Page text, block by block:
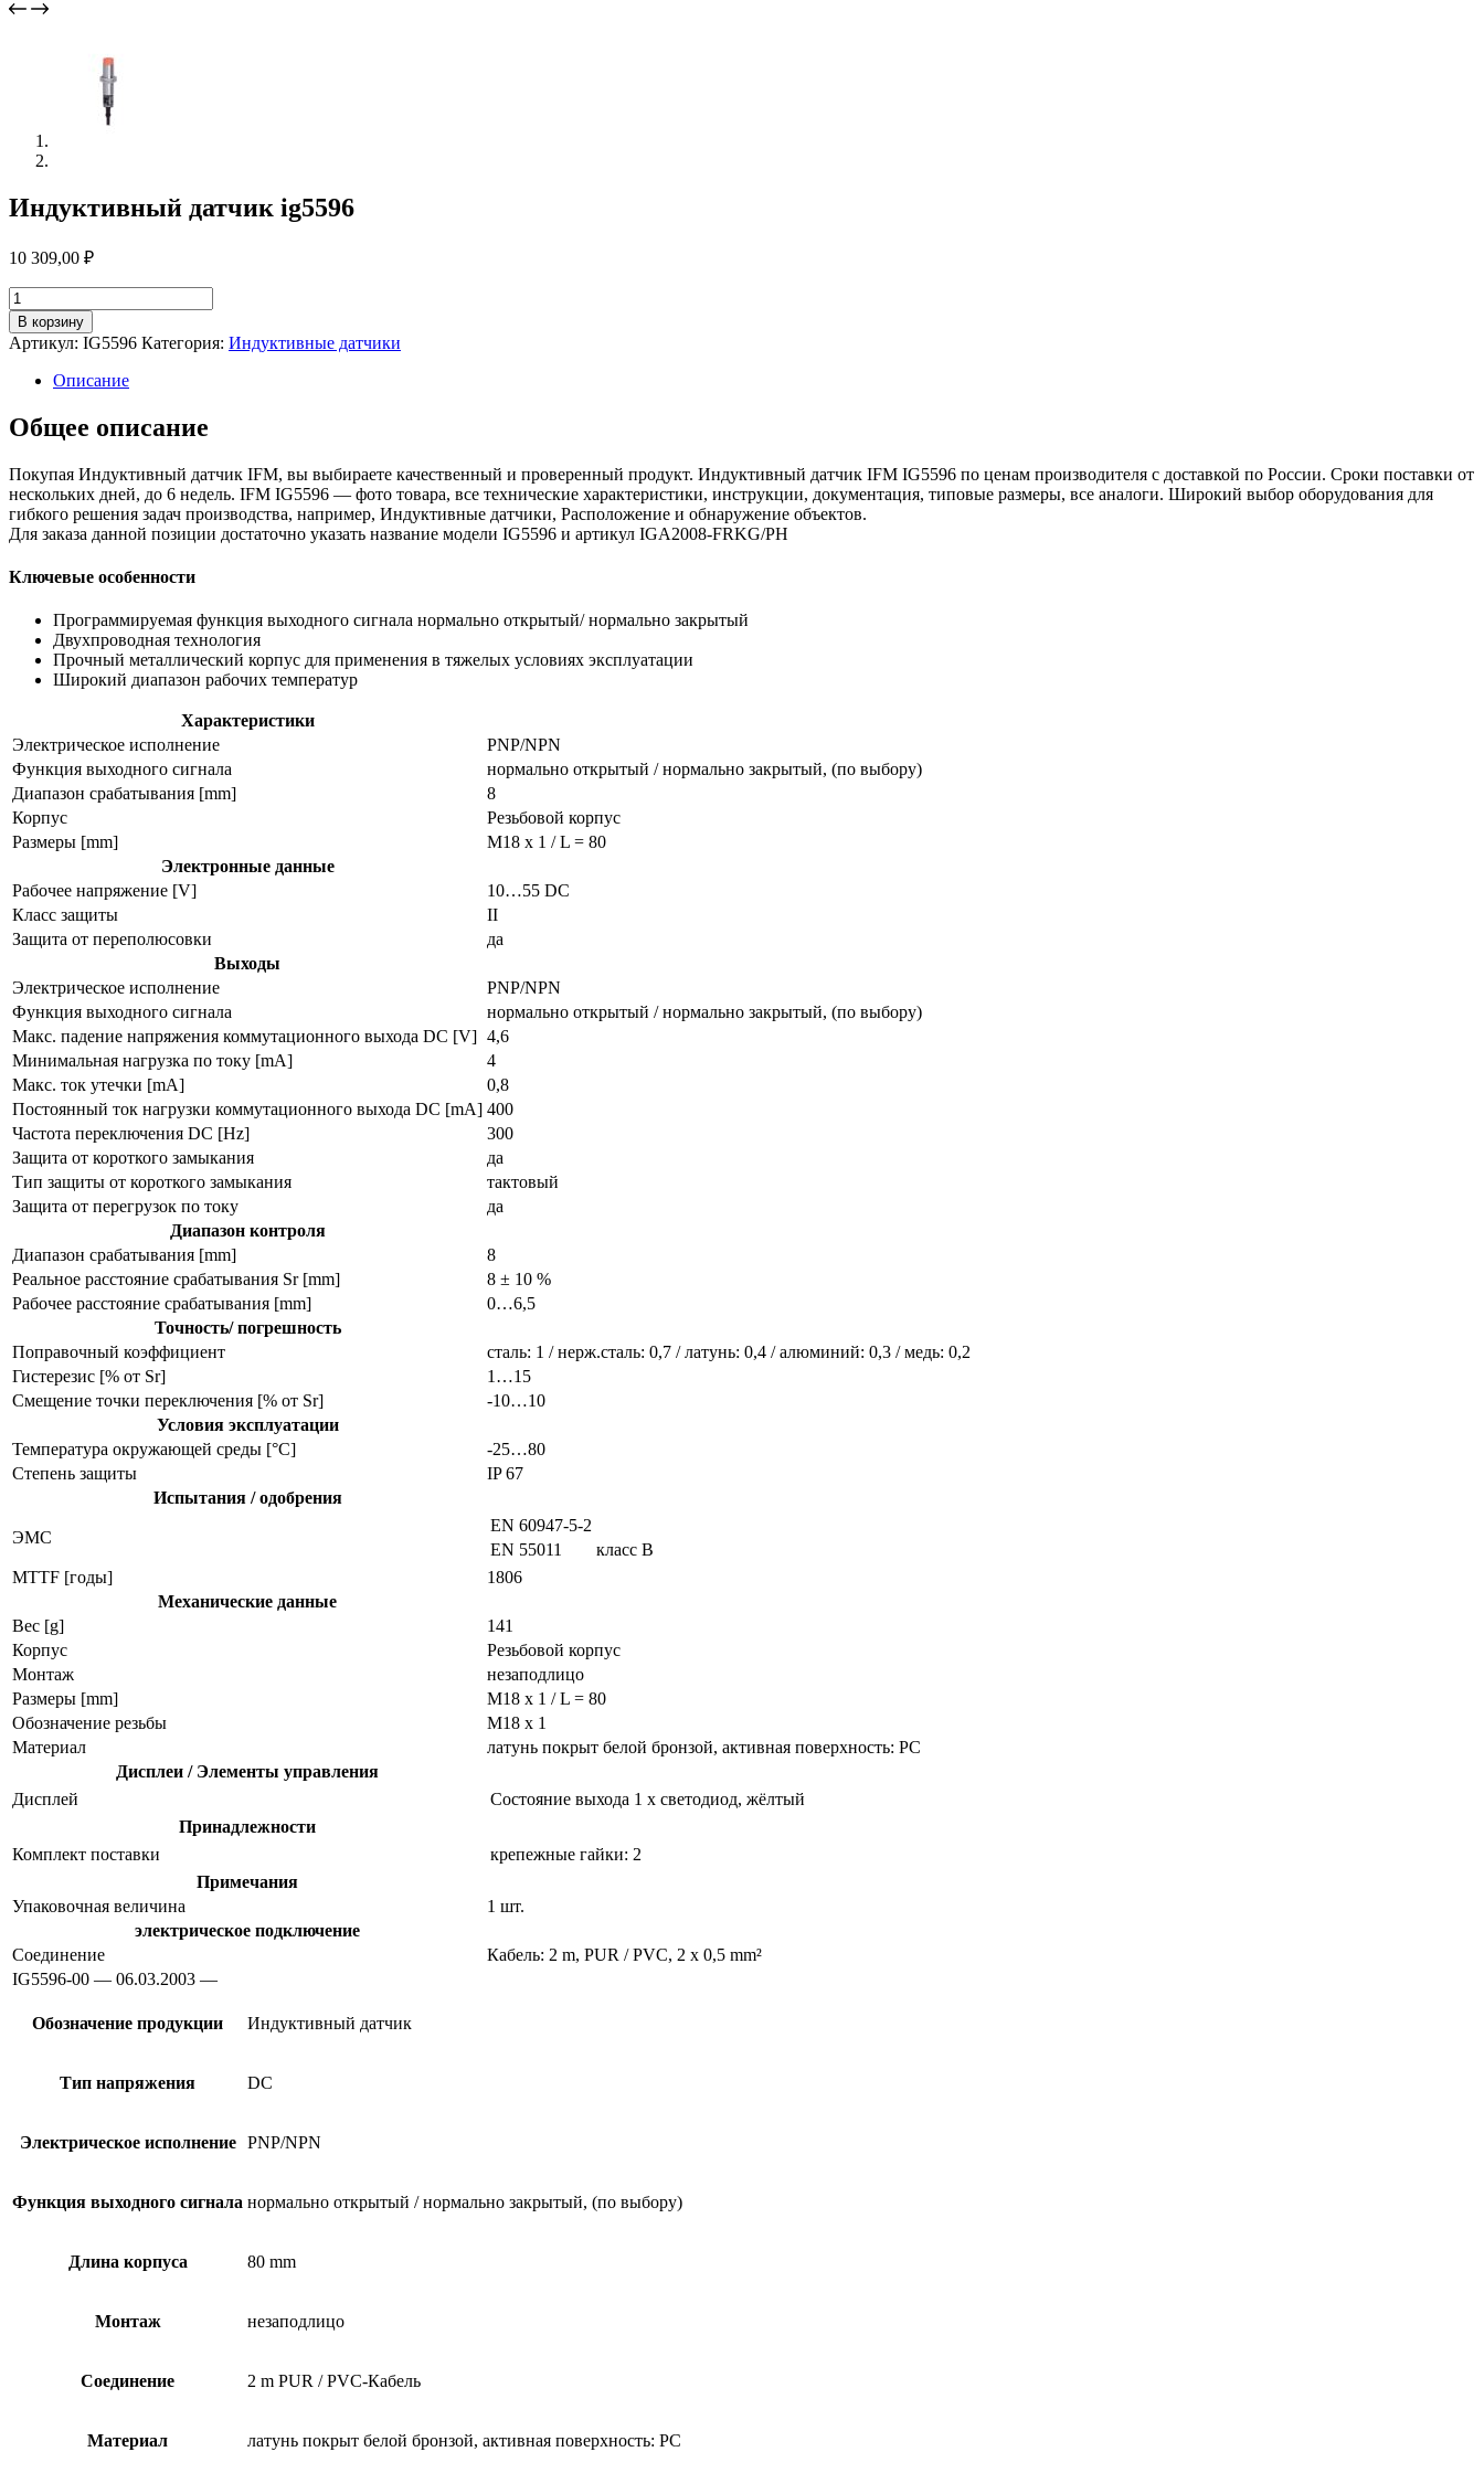
Индуктивный датчик ig5596
10 309,00 ₽
Количество
товара
Индуктивный
датчик
ig5596
В корзину
Артикул: IG5596 Категория: Индуктивные датчики
Описание
Общее описание
Покупая Индуктивный датчик IFM, вы выбираете качественный и проверенный продукт. Индуктивный датчик IFM IG5596 по ценам производителя с доставкой по России. Сроки поставки от
нескольких дней, до 6 недель. IFM IG5596 — фото товара, все технические характеристики, инструкции, документация, типовые размеры, все аналоги. Широкий выбор оборудования для
гибкого решения задач производства, например, Индуктивные датчики, Расположение и обнаружение объектов.
Для заказа данной позиции достаточно указать название модели IG5596 и артикул IGA2008-FRKG/PH
Ключевые особенности
Программируемая функция выходного сигнала нормально открытый/ нормально закрытый
Двухпроводная технология
Прочный металлический корпус для применения в тяжелых условиях эксплуатации
Широкий диапазон рабочих температур
Характеристики
Электрическое исполнение
PNP/NPN
Функция выходного сигнала
нормально открытый / нормально закрытый, (по выбору)
Диапазон срабатывания [mm]
8
Корпус
Резьбовой корпус
Размеры [mm]
M18 x 1 / L = 80
Электронные данные
Рабочее напряжение [V]
10…55 DC
Класс защиты
II
Защита от переполюсовки
да
Выходы
Электрическое исполнение
PNP/NPN
Функция выходного сигнала
нормально открытый / нормально закрытый, (по выбору)
Макс. падение напряжения коммутационного выхода DC [V] 4,6
Минимальная нагрузка по току [mA]
4
Макс. ток утечки [mA]
0,8
Постоянный ток нагрузки коммутационного выхода DC [mA] 400
Частота переключения DC [Hz]
300
Защита от короткого замыкания
да
Тип защиты от короткого замыкания
тактовый
Защита от перегрузок по току
да
Диапазон контроля
Диапазон срабатывания [mm]
8
Реальное расстояние срабатывания Sr [mm]
8 ± 10 %
Рабочее расстояние срабатывания [mm]
0…6,5
Точность/ погрешность
Поправочный коэффициент
сталь: 1 / нерж.сталь: 0,7 / латунь: 0,4 / алюминий: 0,3 / медь: 0,2
Гистерезис [% от Sr]
1…15
Смещение точки переключения [% от Sr]
-10…10
Условия эксплуатации
Температура окружающей среды [°C]
-25…80
Степень защиты
IP 67
Испытания / одобрения
ЭMC
EN 60947-5-2
EN 55011
класс B
MTTF [годы]
1806
Механические данные
Вес [g]
141
Корпус
Резьбовой корпус
Монтаж
незаподлицо
Размеры [mm]
M18 x 1 / L = 80
Обозначение резьбы
M18 x 1
Материал
латунь покрыт белой бронзой, активная поверхность: PC
Дисплеи / Элементы управления
Дисплей
Состояние выхода 1 x светодиод, жёлтый
Принадлежности
Комплект поставки
крепежные гайки: 2
Примечания
Упаковочная величина
1 шт.
электрическое подключение
Соединение
Кабель: 2 m, PUR / PVC, 2 x 0,5 mm²
IG5596-00 — 06.03.2003 —
Обозначение продукции Индуктивный датчик
Тип напряжения DC
Электрическое исполнение PNP/NPN
Функция выходного сигнала нормально открытый / нормально закрытый, (по выбору)
Длина корпуса 80 mm
Монтаж незаподлицо
Соединение 2 m PUR / PVC-Кабель
Материал латунь покрыт белой бронзой, активная поверхность: PC